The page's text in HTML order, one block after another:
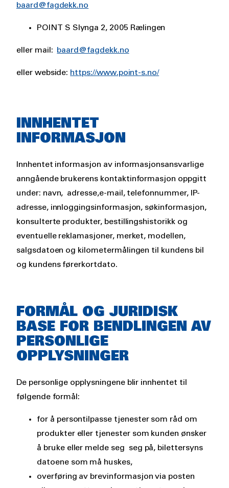
baard@fagdekk.no
POINT S Slynga 2, 2005 Rælingen
eller mail: baard@fagdekk.no
eller webside: https://www.point-s.no/
INNHENTET
INFORMASJON
Innhentet informasjon av informasjonsansvarlige
anngående brukerens kontaktinformasjon oppgitt
under: navn, adresse,e-mail, telefonnummer, IP-
adresse, innloggingsinformasjon, søkinformasjon,
konsulterte produkter, bestillingshistorikk og
eventuelle reklamasjoner, merket, modellen,
salgsdatoen og kilometermålingen til kundens bil
og kundens førerkortdato.
FORMÅL OG JURIDISK
BASE FOR BENDLINGEN AV
PERSONLIGE
OPPLYSNINGER
De personlige opplysningene blir innhentet til
følgende formål:
for å persontilpasse tjenester som råd om
produkter eller tjenester som kunden ønsker
å bruke eller melde seg seg på, bilettersyns
datoene som må huskes,
overføring av brevinformasjon via posten